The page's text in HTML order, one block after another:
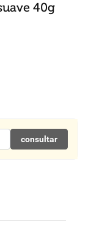
40g
consultar